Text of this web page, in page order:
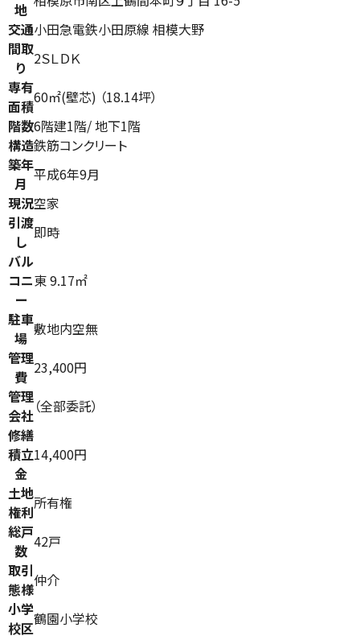
地
交通小田急電鉄小田原線 相模大野
間取
り 2ＳＬＤＫ
専有
面積60㎡(壁芯) （18.14坪）
階数6階建1階/ 地下1階
構造鉄筋コンクリート
築年
月 平成6年9月
現況空家
引渡
し 即時
バル
コニ
ー
東 9.17㎡
駐車
場 敷地内空無
管理
費 23,400円
管理
会社（全部委託）
修繕
積立
金
14,400円
土地
権利所有権
総戸
数 42戸
取引
態様仲介
小学
校区鶴園小学校